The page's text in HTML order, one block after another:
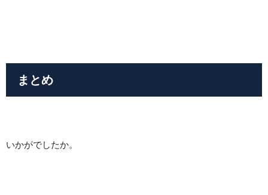
まとめ
いかがでしたか。